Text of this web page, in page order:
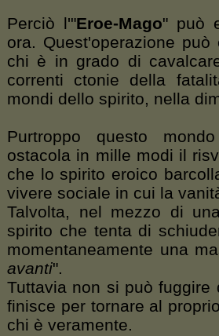
Perciò l'"Eroe-Mago" può
ora. Quest'operazione
chi è in grado di
correnti ctonie della
mondi dello spirito, nella
Purtroppo questo
ostacola in mille modi il
che lo spirito eroico
vivere sociale in cui la
Talvolta, nel mezzo di
spirito che tenta di
momentaneamente una
avanti".
Tuttavia non si può
finisce per tornare al
chi è veramente.